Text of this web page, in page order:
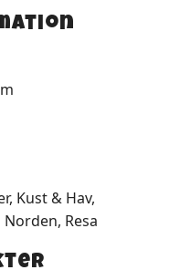
Kust & Hav,
Resa